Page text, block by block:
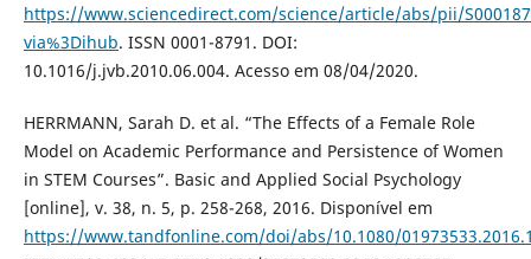
https://www.sciencedirect.com/science/article/abs/pii/
via%3Dihub. ISSN 0001-8791. DOI:
10.1016/j.jvb.2010.06.004. Acesso em 08/04/2020.
HERRMANN, Sarah D. et al. “The Effects of a Female Role
Model on Academic Performance and Persistence of Women
in STEM Courses”. Basic and Applied Social Psychology
[online], v. 38, n. 5, p. 258-268, 2016. Disponível em
https://www.tandfonline.com/doi/abs/10.1080/